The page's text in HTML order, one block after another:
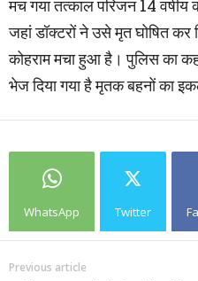
मच गया तत्काल परिजन 14
जहां डॉक्टरों ने उसे मृत घोषित कर
कोहराम मचा हुआ है। पुलिस का
भेज दिया गया है मृतक बहनों का
WhatsApp Twitter
Previous article